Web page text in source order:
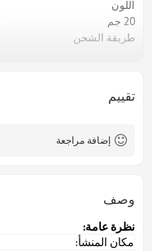
اللون
20 جم
طريقة الشحن
تقييم
إضافة مراجعة
وصف
نظرة عامة:
مكان المنشأ: